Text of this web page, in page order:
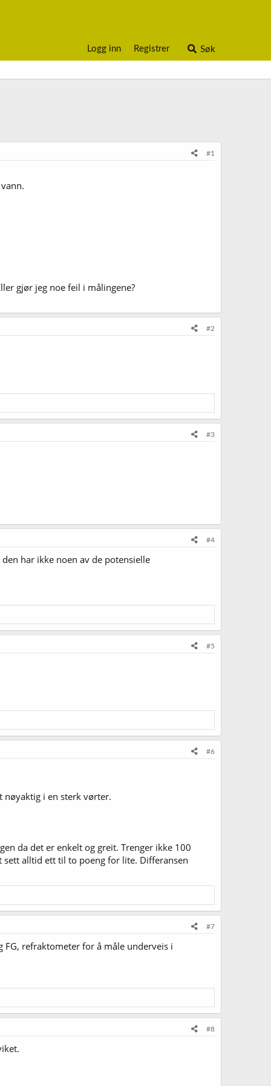
Logg inn Registrer Søk
#1
gjør jeg noe feil i målingene?
#2
#3
#4
har ikke noen av de potensielle
#5
#6
nøyaktig i en sterk vørter.
da det er enkelt og greit. Trenger ikke 100
alltid ett til to poeng for lite. Differansen
#7
refraktometer for å måle underveis i
#8